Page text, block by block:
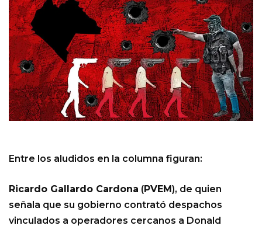
Entre los aludidos en la columna figuran:
Ricardo Gallardo Cardona (PVEM), de quien
señala que su gobierno contrató despachos
vinculados a operadores cercanos a Donald